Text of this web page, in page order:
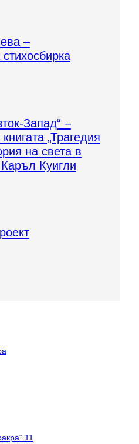
–
Запад“ –
„Трагедия
на света в
Куигли
11